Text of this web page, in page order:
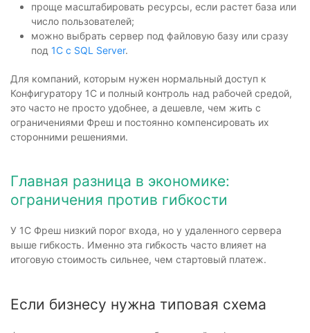
проще масштабировать ресурсы, если растет база или
число пользователей;
можно выбрать сервер под файловую базу или сразу
под 1С с SQL Server.
Для компаний, которым нужен нормальный доступ к
Конфигуратору 1С и полный контроль над рабочей средой,
это часто не просто удобнее, а дешевле, чем жить с
ограничениями Фреш и постоянно компенсировать их
сторонними решениями.
Главная разница в экономике:
ограничения против гибкости
У 1С Фреш низкий порог входа, но у удаленного сервера
выше гибкость. Именно эта гибкость часто влияет на
итоговую стоимость сильнее, чем стартовый платеж.
Если бизнесу нужна типовая схема